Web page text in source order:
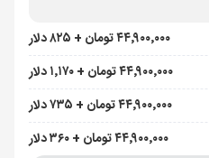
۴۴٬۹۰۰٬۰۰۰ تومان + ۸۲۵ دلار
۴۴٬۹۰۰٬۰۰۰ تومان + ۱٬۱۷۰ دلار
۴۴٬۹۰۰٬۰۰۰ تومان + ۷۳۵ دلار
۴۴٬۹۰۰٬۰۰۰ تومان + ۳۶۰ دلار